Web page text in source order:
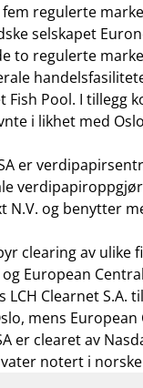
regulerte
selskapet
to regulerte
Pool. I tillegg
i likhet med
er
N.V. og benytter
clearing av ulike
og European
LCH Clearnet
mens
er clearet av
notert i